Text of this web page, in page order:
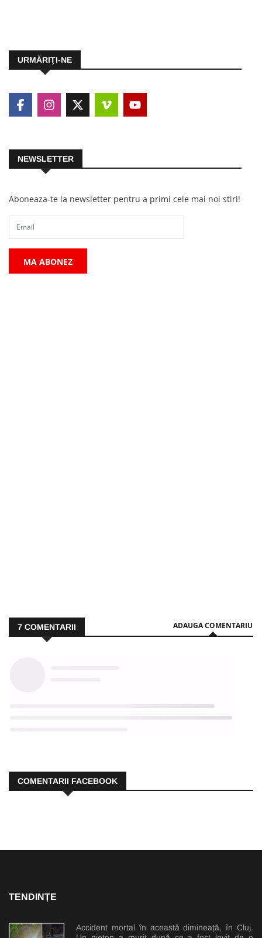
URMĂRIŢI-NE
NEWSLETTER
Aboneaza-te la newsletter pentru a primi cele mai noi stiri!
MA ABONEZ
7 COMENTARII ADAUGA COMENTARIU
COMENTARII FACEBOOK
TENDINȚE
Accident mortal în această dimineață, în Cluj.